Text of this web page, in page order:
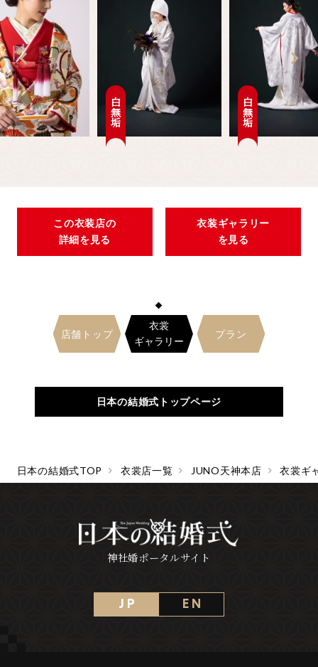
日本の結婚式TOP 衣裳店一覧 JUNO天神本店 衣裳ギ
白無垢 白無垢
この衣装店の
詳細を見る
衣装ギャラリー
を見る
店舗トップ
衣裳
ギャラリー
プラン
日本の結婚式トップページ
神社婚ポータルサイト
J P E N